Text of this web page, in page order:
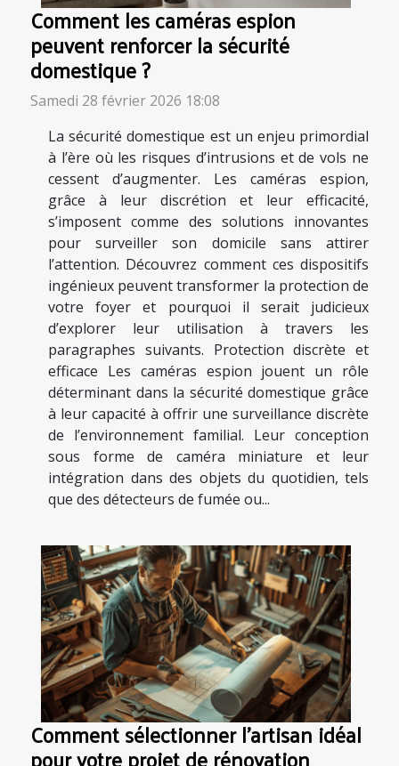
Comment les caméras espion
peuvent renforcer la sécurité
domestique ?
Samedi 28 février 2026 18:08
La sécurité domestique est un enjeu primordial
à l’ère où les risques d’intrusions et de vols ne
cessent d’augmenter. Les caméras espion,
grâce à leur discrétion et leur efficacité,
s’imposent comme des solutions innovantes
pour surveiller son domicile sans attirer
l’attention. Découvrez comment ces dispositifs
ingénieux peuvent transformer la protection de
votre foyer et pourquoi il serait judicieux
d’explorer leur utilisation à travers les
paragraphes suivants. Protection discrète et
efficace Les caméras espion jouent un rôle
déterminant dans la sécurité domestique grâce
à leur capacité à offrir une surveillance discrète
de l’environnement familial. Leur conception
sous forme de caméra miniature et leur
intégration dans des objets du quotidien, tels
que des détecteurs de fumée ou...
Comment sélectionner l'artisan idéal